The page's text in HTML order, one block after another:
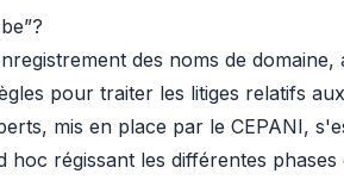
des noms de domaine,
pour traiter les litiges relatifs aux
mis en place par le CEPANI,
régissant les différentes phases